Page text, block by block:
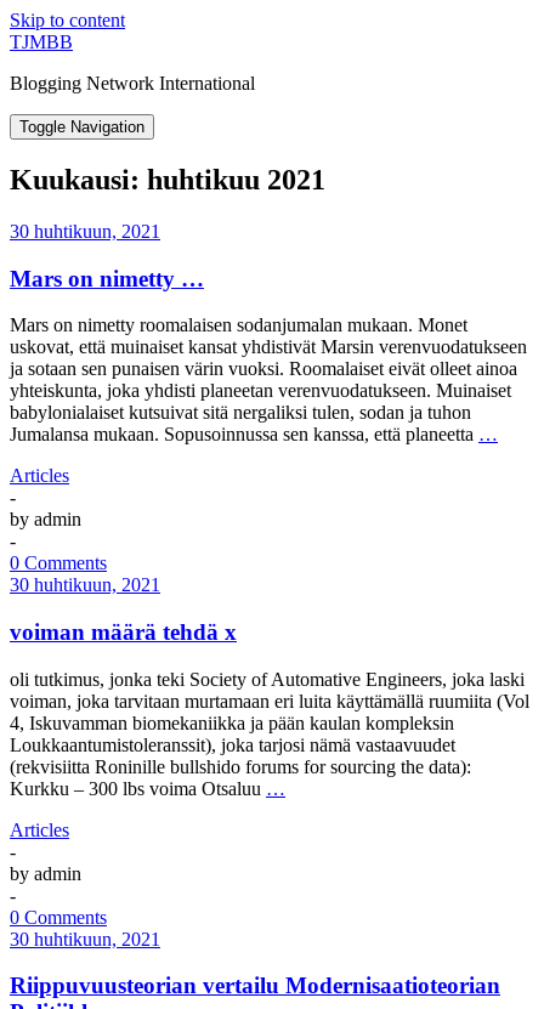
Skip to content
TJMBB
Blogging Network International
Toggle Navigation
Kuukausi: huhtikuu 2021
30 huhtikuun, 2021
Mars on nimetty …
Mars on nimetty roomalaisen sodanjumalan mukaan. Monet
uskovat, että muinaiset kansat yhdistivät Marsin verenvuodatukseen
ja sotaan sen punaisen värin vuoksi. Roomalaiset eivät olleet ainoa
yhteiskunta, joka yhdisti planeetan verenvuodatukseen. Muinaiset
babylonialaiset kutsuivat sitä nergaliksi tulen, sodan ja tuhon
Jumalansa mukaan. Sopusoinnussa sen kanssa, että planeetta …
Articles
-
by admin
-
0 Comments
30 huhtikuun, 2021
voiman määrä tehdä x
oli tutkimus, jonka teki Society of Automative Engineers, joka laski
voiman, joka tarvitaan murtamaan eri luita käyttämällä ruumiita (Vol
4, Iskuvamman biomekaniikka ja pään kaulan kompleksin
Loukkaantumistoleranssit), joka tarjosi nämä vastaavuudet
(rekvisiitta Roninille bullshido forums for sourcing the data):
Kurkku – 300 lbs voima Otsaluu …
Articles
-
by admin
-
0 Comments
30 huhtikuun, 2021
Riippuvuusteorian vertailu Modernisaatioteorian